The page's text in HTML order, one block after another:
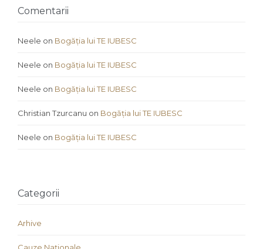
Comentarii
Neele on Bogăția lui TE IUBESC
Neele on Bogăția lui TE IUBESC
Neele on Bogăția lui TE IUBESC
Christian Tzurcanu on Bogăția lui TE IUBESC
Neele on Bogăția lui TE IUBESC
Categorii
Arhive
Cauze Naţionale